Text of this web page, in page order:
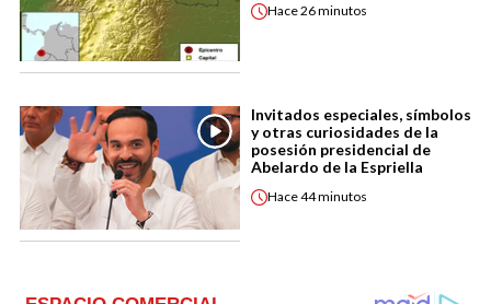
Hace26 minutos
Invitados especiales, símbolos
y otras curiosidades de la
posesión presidencial de
Abelardo de la Espriella
Hace44 minutos